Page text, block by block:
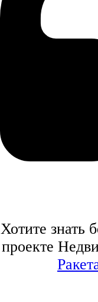
Хотите знать
проекте